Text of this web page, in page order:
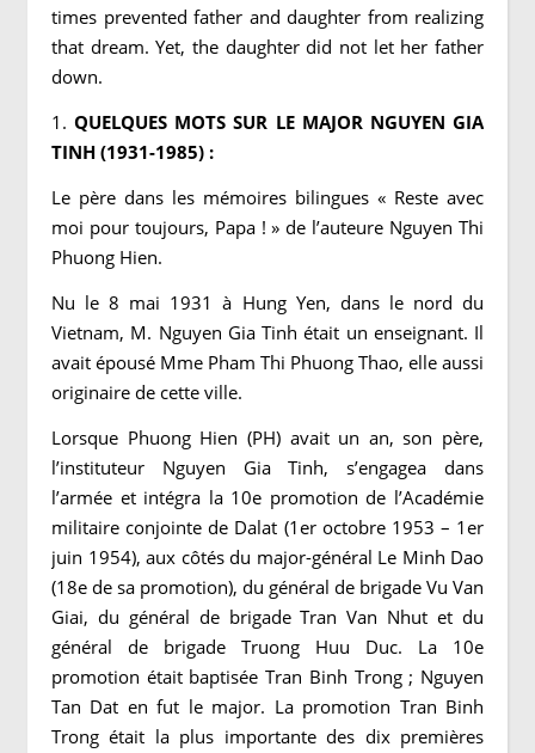
times prevented father and daughter from realizing
that dream. Yet, the daughter did not let her father
down.
1. QUELQUES MOTS SUR LE MAJOR NGUYEN GIA
TINH (1931-1985) :
Le père dans les mémoires bilingues « Reste avec
moi pour toujours, Papa ! » de l’auteure Nguyen Thi
Phuong Hien.
Nu le 8 mai 1931 à Hung Yen, dans le nord du
Vietnam, M. Nguyen Gia Tinh était un enseignant. Il
avait épousé Mme Pham Thi Phuong Thao, elle aussi
originaire de cette ville.
Lorsque Phuong Hien (PH) avait un an, son père,
l’instituteur Nguyen Gia Tinh, s’engagea dans
l’armée et intégra la 10e promotion de l’Académie
militaire conjointe de Dalat (1er octobre 1953 – 1er
juin 1954), aux côtés du major-général Le Minh Dao
(18e de sa promotion), du général de brigade Vu Van
Giai, du général de brigade Tran Van Nhut et du
général de brigade Truong Huu Duc. La 10e
promotion était baptisée Tran Binh Trong ; Nguyen
Tan Dat en fut le major. La promotion Tran Binh
Trong était la plus importante des dix premières